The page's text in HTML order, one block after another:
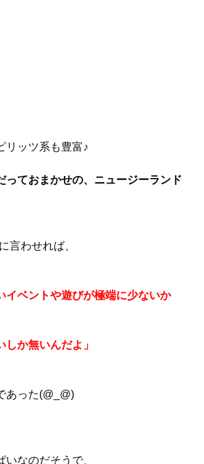
リッツ系も豊富♪
っておまかせの、ニュージーランド
言わせれば、
イベントや遊びが極端に少ないか
しか無いんだよ 」
あった(@_@)
なのだそうで、